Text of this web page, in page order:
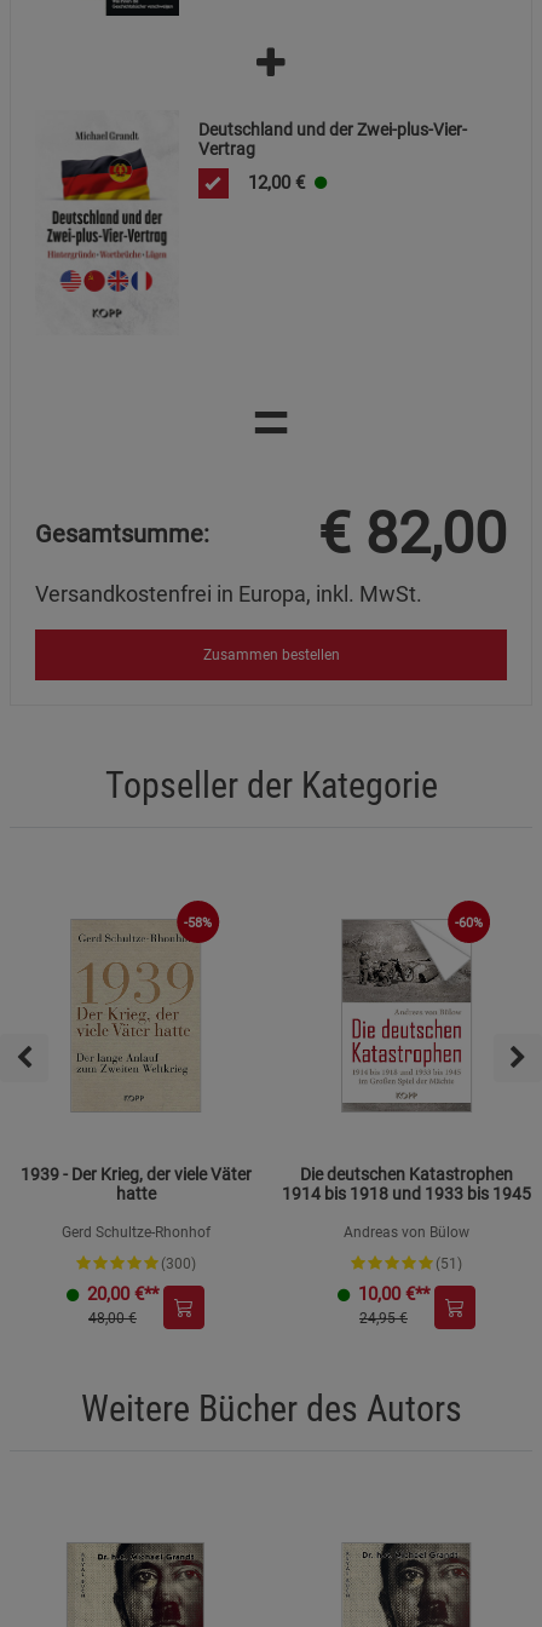
Deutschland und der Zwei-plus-Vier-
Vertrag
12,00 €
=
Gesamtsumme: € 82,00
Versandkostenfrei in Europa, inkl. MwSt.
Zusammen bestellen
Topseller der Kategorie
-58%
1939 - Der Krieg, der viele Väter
hatte
Gerd Schultze-Rhonhof
(300)
20,00 €**
48,00 €
-60%
Die deutschen Katastrophen
1914 bis 1918 und 1933 bis 1945
Andreas von Bülow
(51)
10,00 €**
24,95 €
Weitere Bücher des Autors